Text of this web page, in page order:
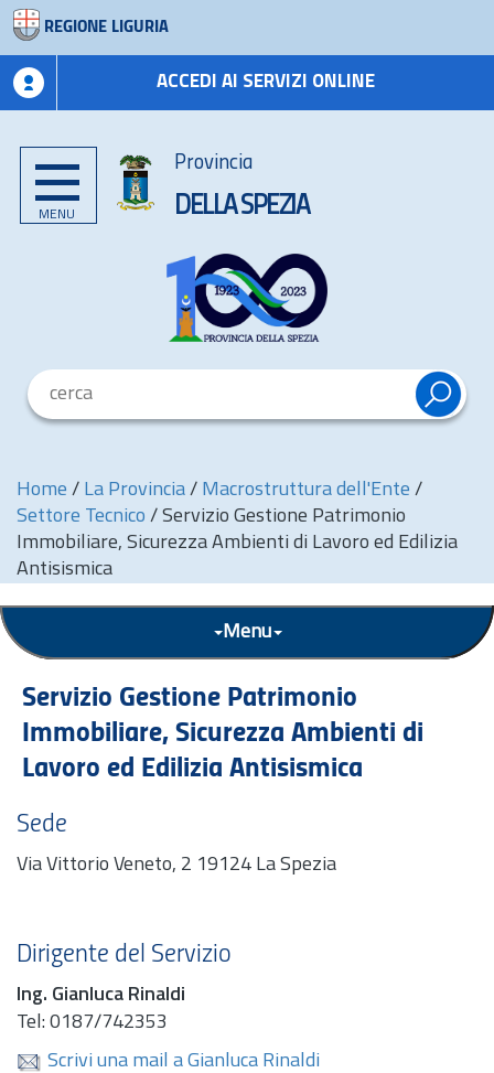
REGIONE LIGURIA
ACCEDI AI SERVIZI ONLINE
MENU
Provincia
DELLA SPEZIA
Home / La Provincia / Macrostruttura dell'Ente /
Settore Tecnico / Servizio Gestione Patrimonio
Immobiliare, Sicurezza Ambienti di Lavoro ed Edilizia
Antisismica
Menu
Servizio Gestione Patrimonio
Immobiliare, Sicurezza Ambienti di
Lavoro ed Edilizia Antisismica
Sede
Via Vittorio Veneto, 2 19124 La Spezia
Dirigente del Servizio
Ing. Gianluca Rinaldi
Tel: 0187/742353
Scrivi una mail a Gianluca Rinaldi